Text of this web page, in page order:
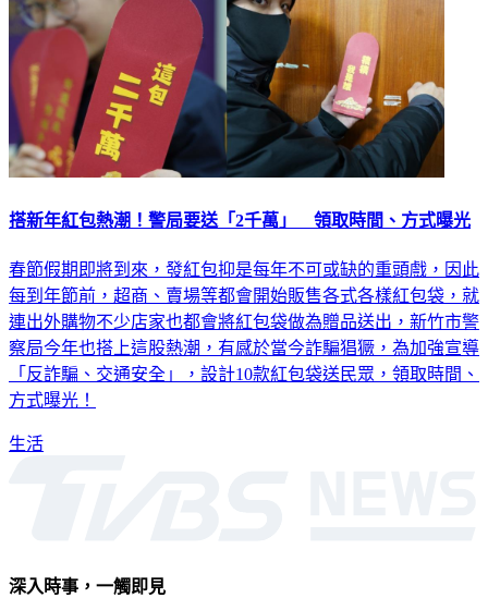
搭新年紅包熱潮！警局要送「2千萬」 領取時間、方式曝光
春節假期即將到來，發紅包抑是每年不可或缺的重頭戲，因此
每到年節前，超商、賣場等都會開始販售各式各樣紅包袋，就
連出外購物不少店家也都會將紅包袋做為贈品送出，新竹市警
察局今年也搭上這股熱潮，有感於當今詐騙猖獗，為加強宣導
「反詐騙、交通安全」，設計10款紅包袋送民眾，領取時間、
方式曝光！
生活
深入時事，一觸即見